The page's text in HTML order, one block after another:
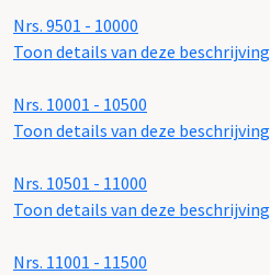
Nrs. 9501 - 10000
Toon details van deze beschrijving
Nrs. 10001 - 10500
Toon details van deze beschrijving
Nrs. 10501 - 11000
Toon details van deze beschrijving
Nrs. 11001 - 11500